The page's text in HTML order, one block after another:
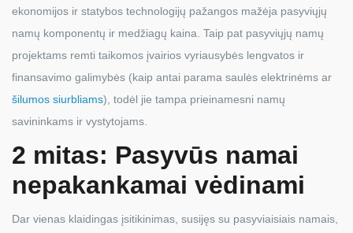
ekonomijos ir statybos technologijų pažangos mažėja pasyviųjų
namų komponentų ir medžiagų kaina. Taip pat pasyviųjų namų
projektams remti taikomos įvairios vyriausybės lengvatos ir
finansavimo galimybės (kaip antai parama saulės elektrinėms ar
šilumos siurbliams), todėl jie tampa prieinamesni namų
savininkams ir vystytojams.
2 mitas: Pasyvūs namai
nepakankamai vėdinami
Dar vienas klaidingas įsitikinimas, susijęs su pasyviaisiais namais,